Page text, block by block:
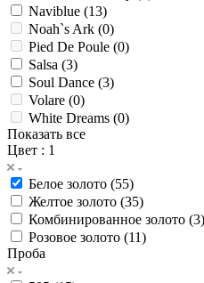
Naviblue (13)
Noah`s Ark (0)
Pied De Poule (0)
Salsa (3)
Soul Dance (3)
Volare (0)
White Dreams (0)
Показать все
Цвет : 1
Белое золото (55)
Желтое золото (35)
Комбинированное золото (3)
Розовое золото (11)
Проба